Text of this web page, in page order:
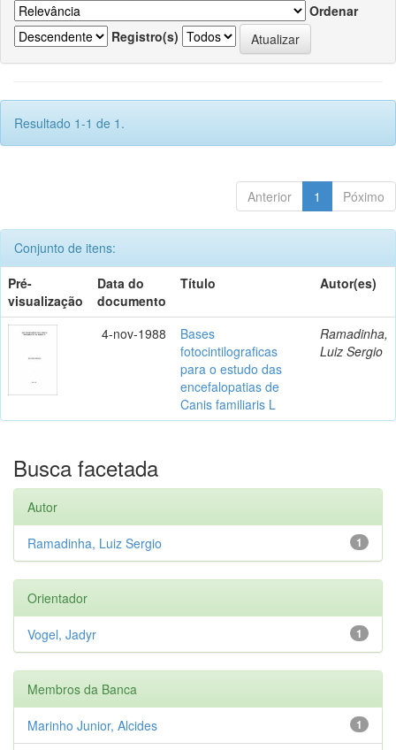
Ordenar
Registro(s)
Resultado 1-1 de 1.
Anterior 1 Póximo
Conjunto de itens:
Pré-
visualização
Data do
documento
Título Autor(es)
4-nov-1988
Bases
fotocintilograficas
para o estudo das
encefalopatias de
Canis familiaris L
Ramadinha,
Luiz Sergio
Busca facetada
Autor
1
Ramadinha, Luiz Sergio
Orientador
1
Vogel, Jadyr
Membros da Banca
1
Marinho Junior, Alcides